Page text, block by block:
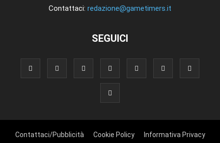
Contattaci: redazione@gametimers.it
SEGUICI
Contattaci/Pubblicità Cookie Policy Informativa Privacy